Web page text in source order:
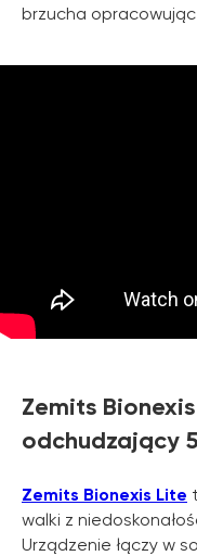
brzucha
Zemits
odchudzający
Zemits Bionexis Lite
walki z
Urządzenie łączy w